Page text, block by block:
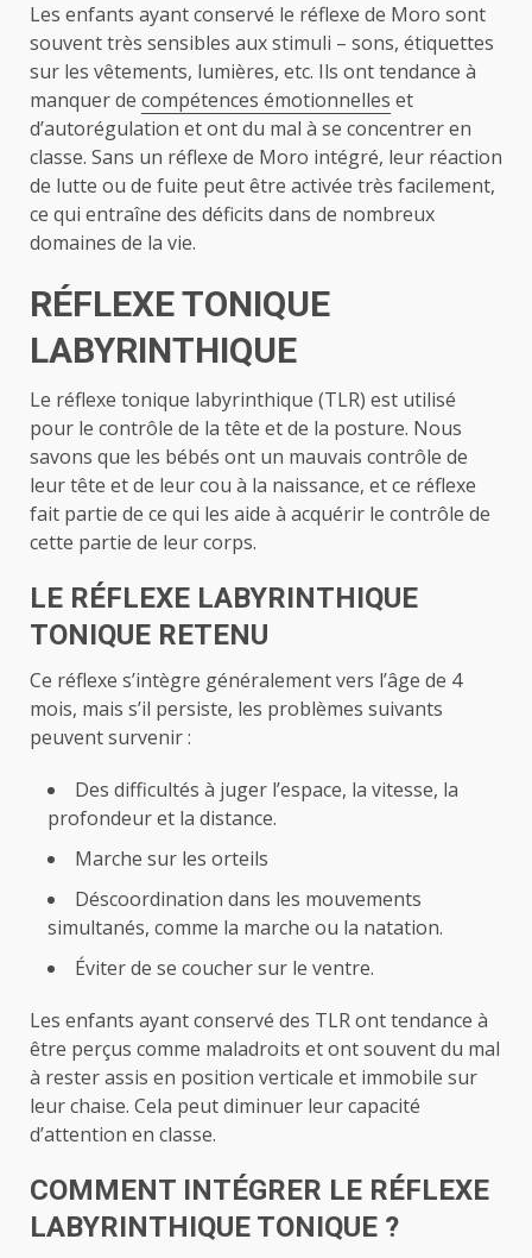
Les enfants ayant conservé le réflexe de Moro sont
souvent très sensibles aux stimuli – sons, étiquettes
sur les vêtements, lumières, etc. Ils ont tendance à
manquer de compétences émotionnelles et
d’autorégulation et ont du mal à se concentrer en
classe. Sans un réflexe de Moro intégré, leur réaction
de lutte ou de fuite peut être activée très facilement,
ce qui entraîne des déficits dans de nombreux
domaines de la vie.
RÉFLEXE TONIQUE
LABYRINTHIQUE
Le réflexe tonique labyrinthique (TLR) est utilisé
pour le contrôle de la tête et de la posture. Nous
savons que les bébés ont un mauvais contrôle de
leur tête et de leur cou à la naissance, et ce réflexe
fait partie de ce qui les aide à acquérir le contrôle de
cette partie de leur corps.
LE RÉFLEXE LABYRINTHIQUE
TONIQUE RETENU
Ce réflexe s’intègre généralement vers l’âge de 4
mois, mais s’il persiste, les problèmes suivants
peuvent survenir :
Des difficultés à juger l’espace, la vitesse, la
profondeur et la distance.
Marche sur les orteils
Déscoordination dans les mouvements
simultanés, comme la marche ou la natation.
Éviter de se coucher sur le ventre.
Les enfants ayant conservé des TLR ont tendance à
être perçus comme maladroits et ont souvent du mal
à rester assis en position verticale et immobile sur
leur chaise. Cela peut diminuer leur capacité
d’attention en classe.
COMMENT INTÉGRER LE RÉFLEXE
LABYRINTHIQUE TONIQUE ?